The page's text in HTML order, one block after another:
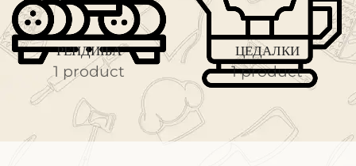
РЕНДИЊА
1 product
ЦЕДАЛКИ
1 product